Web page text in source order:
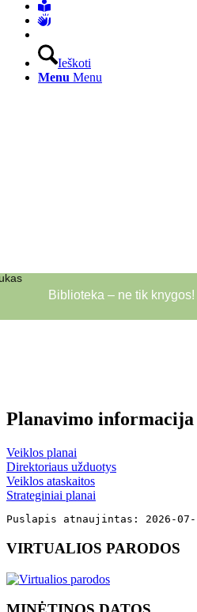
Ieškoti
Menu Menu
Biblioteka – ne tik knygos!
Planavimo informacija
Veiklos planai
Direktoriaus užduotys
Veiklos ataskaitos
Strateginiai planai
Puslapis atnaujintas: 2026-07-
VIRTUALIOS PARODOS